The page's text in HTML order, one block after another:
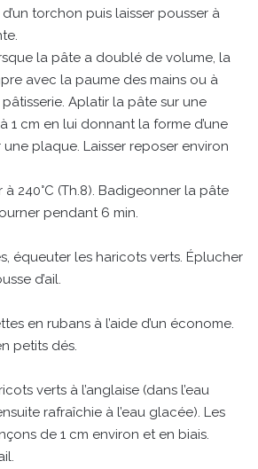
torchon puis laisser pousser à
la pâte a doublé de volume, la
avec la paume des mains ou à
pâtisserie. Aplatir la pâte sur une
1 cm en lui donnant la forme d’une
plaque. Laisser reposer environ
240°C (Th.8). Badigeonner la pâte
pendant 6 min.
équeuter les haricots verts. Éplucher
d’ail.
en rubans à l’aide d’un économe.
petits dés.
verts à l’anglaise (dans l’eau
rafraîchie à l’eau glacée). Les
de 1 cm environ et en biais.